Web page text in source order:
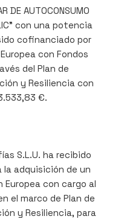
DE AUTOCONSUMO
con una potencia
cofinanciado por
con Fondos
del Plan de
y Resiliencia con
€.
S.L.U. ha recibido
adquisición de un
Europea con cargo al
el marco de Plan de
y Resiliencia, para